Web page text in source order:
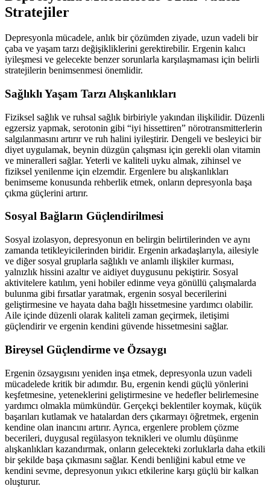
Stratejiler
Depresyonla mücadele, anlık bir çözümden ziyade, uzun vadeli bir
çaba ve yaşam tarzı değişikliklerini gerektirebilir. Ergenin kalıcı
iyileşmesi ve gelecekte benzer sorunlarla karşılaşmaması için belirli
stratejilerin benimsenmesi önemlidir.
Sağlıklı Yaşam Tarzı Alışkanlıkları
Fiziksel sağlık ve ruhsal sağlık birbiriyle yakından ilişkilidir. Düzenli
egzersiz yapmak, serotonin gibi “iyi hissettiren” nörotransmitterlerin
salgılanmasını artırır ve ruh halini iyileştirir. Dengeli ve besleyici bir
diyet uygulamak, beynin düzgün çalışması için gerekli olan vitamin
ve mineralleri sağlar. Yeterli ve kaliteli uyku almak, zihinsel ve
fiziksel yenilenme için elzemdir. Ergenlere bu alışkanlıkları
benimseme konusunda rehberlik etmek, onların depresyonla başa
çıkma güçlerini artırır.
Sosyal Bağların Güçlendirilmesi
Sosyal izolasyon, depresyonun en belirgin belirtilerinden ve aynı
zamanda tetikleyicilerinden biridir. Ergenin arkadaşlarıyla, ailesiyle
ve diğer sosyal gruplarla sağlıklı ve anlamlı ilişkiler kurması,
yalnızlık hissini azaltır ve aidiyet duygusunu pekiştirir. Sosyal
aktivitelere katılım, yeni hobiler edinme veya gönüllü çalışmalarda
bulunma gibi fırsatlar yaratmak, ergenin sosyal becerilerini
geliştirmesine ve hayata daha bağlı hissetmesine yardımcı olabilir.
Aile içinde düzenli olarak kaliteli zaman geçirmek, iletişimi
güçlendirir ve ergenin kendini güvende hissetmesini sağlar.
Bireysel Güçlendirme ve Özsaygı
Ergenin özsaygısını yeniden inşa etmek, depresyonla uzun vadeli
mücadelede kritik bir adımdır. Bu, ergenin kendi güçlü yönlerini
keşfetmesine, yeteneklerini geliştirmesine ve hedefler belirlemesine
yardımcı olmakla mümkündür. Gerçekçi beklentiler koymak, küçük
başarıları kutlamak ve hatalardan ders çıkarmayı öğretmek, ergenin
kendine olan inancını artırır. Ayrıca, ergenlere problem çözme
becerileri, duygusal regülasyon teknikleri ve olumlu düşünme
alışkanlıkları kazandırmak, onların gelecekteki zorluklarla daha etkili
bir şekilde başa çıkmasını sağlar. Kendi benliğini kabul etme ve
kendini sevme, depresyonun yıkıcı etkilerine karşı güçlü bir kalkan
oluşturur.